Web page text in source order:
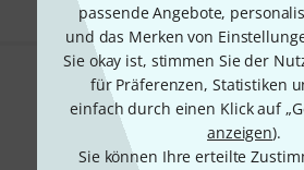
passende Angebote,
und das Merken von
Sie okay ist, stimmen Sie der
für Präferenzen, Statistiken
einfach durch einen Klick auf
anzeigen).
Sie können Ihre erteilte
Gefällt Ihnen, was
Hilfe &